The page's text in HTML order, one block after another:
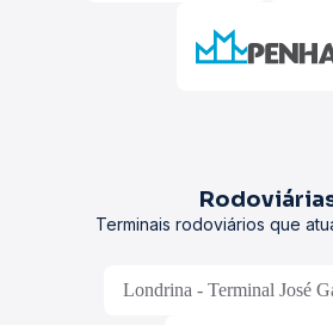
Terminais rodoviários que
Londrina - Terminal José